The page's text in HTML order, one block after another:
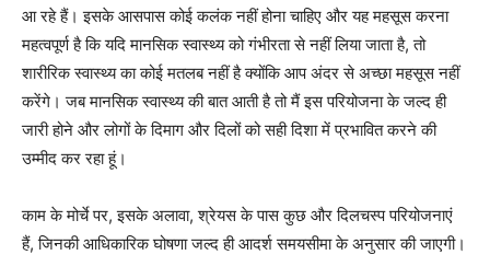
आ रहे हैं। इसके आसपास कोई कलंक नहीं होना चाहिए और यह महसूस करना
महत्वपूर्ण है कि यदि मानसिक स्वास्थ्य को गंभीरता से नहीं लिया जाता है, तो
शारीरिक स्वास्थ्य का कोई मतलब नहीं है क्योंकि आप अंदर से अच्छा महसूस नहीं
करेंगे। जब मानसिक स्वास्थ्य की बात आती है तो मैं इस परियोजना के जल्द ही
जारी होने और लोगों के दिमाग और दिलों को सही दिशा में प्रभावित करने की
उम्मीद कर रहा हूं।
काम के मोर्चे पर, इसके अलावा, श्रेयस के पास कुछ और दिलचस्प परियोजनाएं
हैं, जिनकी आधिकारिक घोषणा जल्द ही आदर्श समयसीमा के अनुसार की जाएगी।